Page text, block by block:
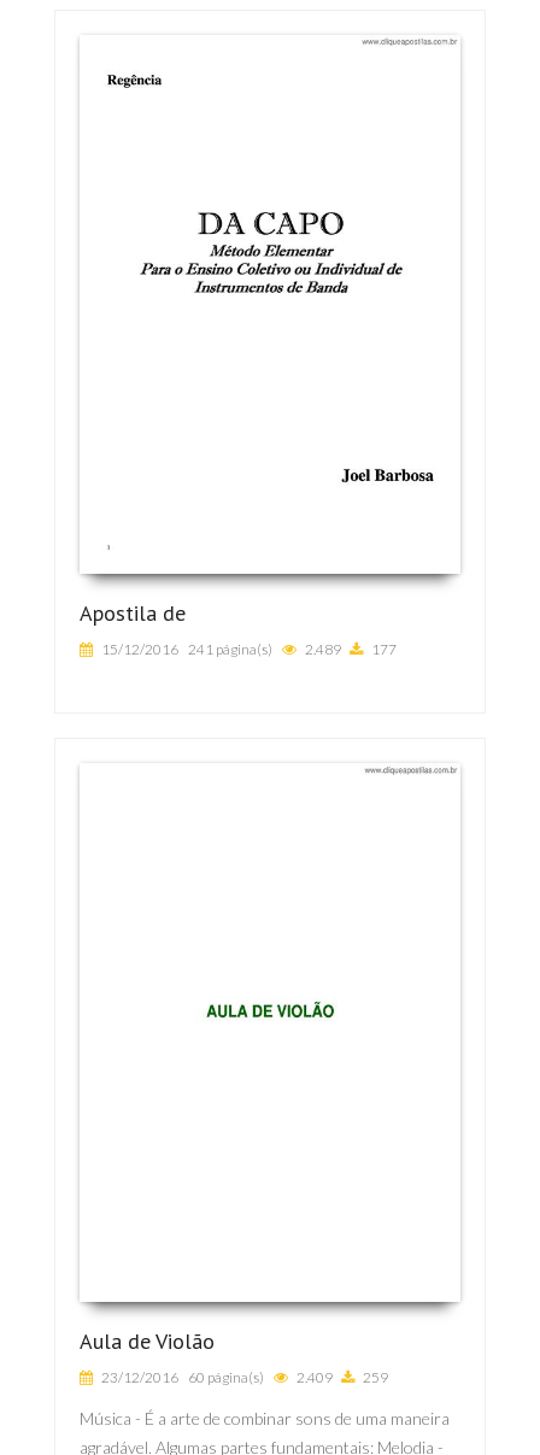
Apostila de
15/12/2016 241 página(s) 2.489 177
Aula de Violão
23/12/2016 60 página(s) 2.409 259
Música - É a arte de combinar sons de uma maneira
agradável. Algumas partes fundamentais: Melodia -